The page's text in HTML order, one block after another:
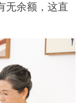
无余额，这直